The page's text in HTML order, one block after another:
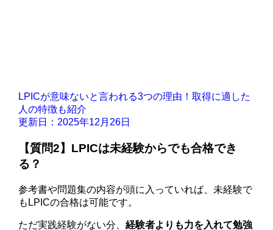
LPICが意味ないと言われる3つの理由！取得に適した
人の特徴も紹介
更新日：2025年12月26日
【質問2】LPICは未経験からでも合格でき
る？
参考書や問題集の内容が頭に入っていれば、未経験で
もLPICの合格は可能です。
ただ実践経験がない分、経験者よりも力を入れて勉強